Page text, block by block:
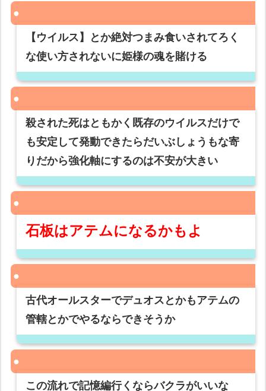
【ウイルス】とか絶対つまみ食いされてろく
な使い方されないに姫様の魂を賭ける
殺された死はともかく既存のウイルスだけで
も安定して発動できたらだいぶしょうもな寄
りだから強化軸にするのは不安が大きい
石板はアテムになるかもよ
古代オールスターでデュオスとかもアテムの
管轄とかでやるならできそうか
この流れで記憶編行くならバクラがいいな